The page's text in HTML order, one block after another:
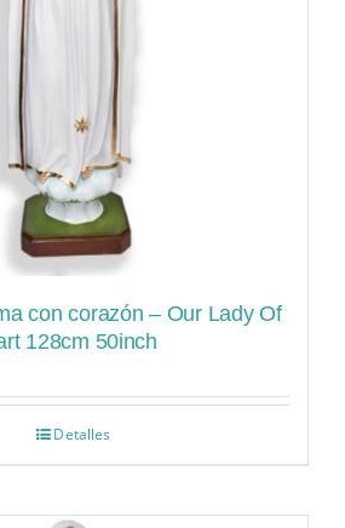
con corazón – Our Lady Of
128cm 50inch
Detalles